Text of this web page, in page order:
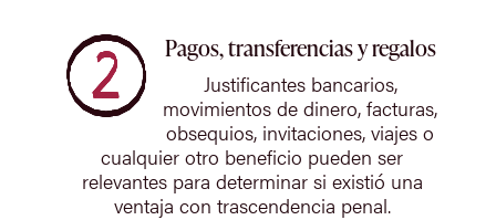
Pagos, transferencias y regalos
Justificantes bancarios,
movimientos de dinero, facturas,
obsequios, invitaciones, viajes o
cualquier otro beneficio pueden ser
relevantes para determinar si existió una
ventaja con trascendencia penal.